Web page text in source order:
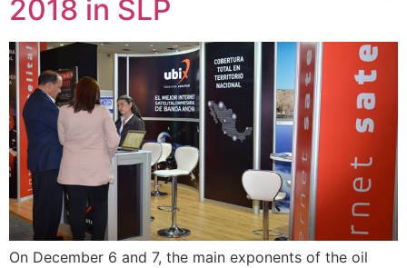
2018 in SLP
On December 6 and 7, the main exponents of the oil